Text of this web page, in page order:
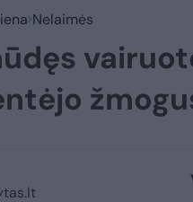
Nelaimės